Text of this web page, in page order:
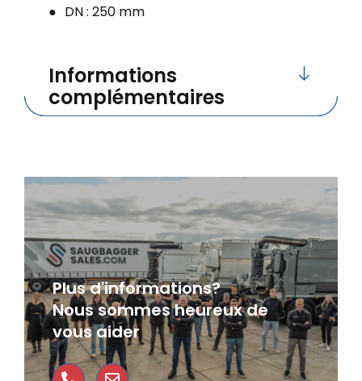
Plus d'informations?
Nous sommes heureux de
vous aider
DN : 250 mm
Informations
complémentaires